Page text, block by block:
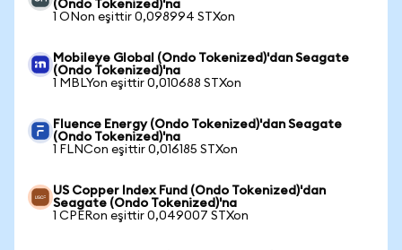
(Ondo Tokenized)'na
1 ONon eşittir 0,098994 STXon
Mobileye Global (Ondo Tokenized)'dan Seagate
(Ondo Tokenized)'na
1 MBLYon eşittir 0,010688 STXon
Fluence Energy (Ondo Tokenized)'dan Seagate
(Ondo Tokenized)'na
1 FLNCon eşittir 0,016185 STXon
US Copper Index Fund (Ondo Tokenized)'dan
Seagate (Ondo Tokenized)'na
1 CPERon eşittir 0,049007 STXon